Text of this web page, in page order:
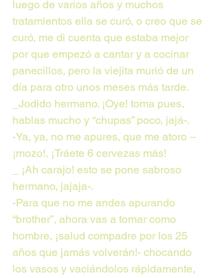
luego de varios años y muchos
tratamientos ella se curó, o creo que se
curó, me di cuenta que estaba mejor
por que empezó a cantar y a cocinar
panecillos, pero la viejita murió de un
día para otro unos meses más tarde.
_Jodido hermano. ¡Oye! toma pues,
hablas mucho y “chupas” poco, jajá-.
-Ya, ya, no me apures, que me atoro –
¡mozo!, ¡Tráete 6 cervezas más!
_ ¡Ah carajo! esto se pone sabroso
hermano, jajaja-.
-Para que no me andes apurando
“brother”, ahora vas a tomar como
hombre, ¡salud compadre por los 25
años que jamás volverán!- chocando
los vasos y vaciándolos rápidamente,